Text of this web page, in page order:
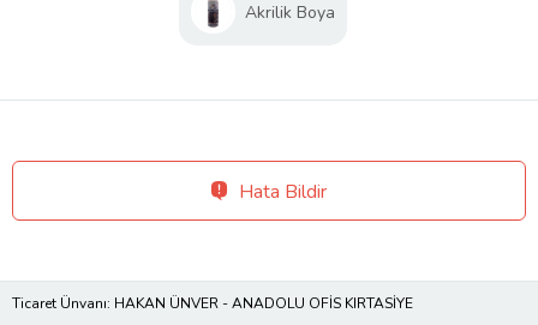
Akrilik Boya
Hata Bildir
Ticaret Ünvanı: HAKAN ÜNVER - ANADOLU OFİS KIRTASİYE